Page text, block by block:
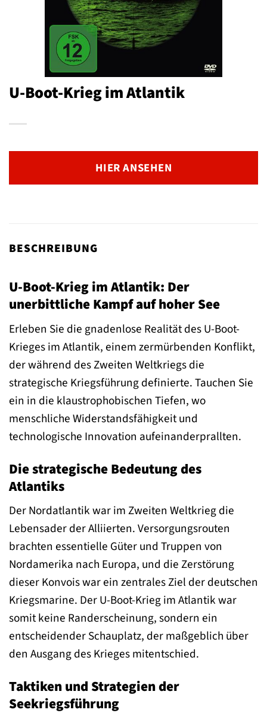
U-Boot-Krieg im Atlantik
HIER ANSEHEN
BESCHREIBUNG
U-Boot-Krieg im Atlantik: Der
unerbittliche Kampf auf hoher See
Erleben Sie die gnadenlose Realität des U-Boot-
Krieges im Atlantik, einem zermürbenden Konflikt,
der während des Zweiten Weltkriegs die
strategische Kriegsführung definierte. Tauchen Sie
ein in die klaustrophobischen Tiefen, wo
menschliche Widerstandsfähigkeit und
technologische Innovation aufeinanderprallten.
Die strategische Bedeutung des
Atlantiks
Der Nordatlantik war im Zweiten Weltkrieg die
Lebensader der Alliierten. Versorgungsrouten
brachten essentielle Güter und Truppen von
Nordamerika nach Europa, und die Zerstörung
dieser Konvois war ein zentrales Ziel der deutschen
Kriegsmarine. Der U-Boot-Krieg im Atlantik war
somit keine Randerscheinung, sondern ein
entscheidender Schauplatz, der maßgeblich über
den Ausgang des Krieges mitentschied.
Taktiken und Strategien der
Seekriegsführung